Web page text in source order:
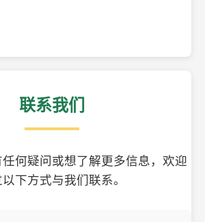
联系我们
何疑问或想了解更多信息，欢迎
下方式与我们联系。